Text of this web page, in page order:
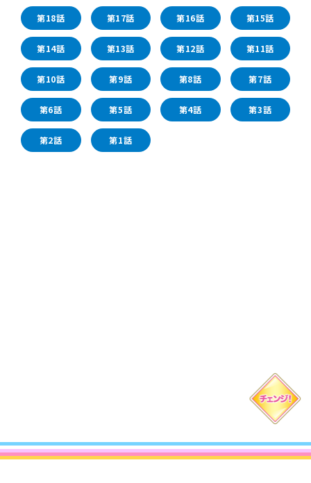
第18話 第17話 第16話 第15話
第14話 第13話 第12話 第11話
第10話 第9話 第8話 第7話
第6話 第5話 第4話 第3話
第2話 第1話